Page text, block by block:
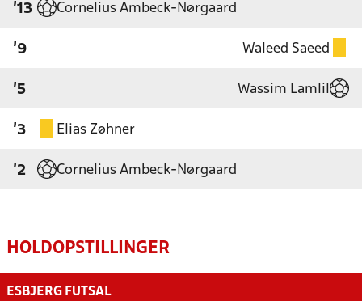
'13 Cornelius Ambeck-Nørgaard
'9 Waleed Saeed
'5 Wassim Lamlil
'3 Elias Zøhner
'2 Cornelius Ambeck-Nørgaard
HOLDOPSTILLINGER
ESBJERG FUTSAL